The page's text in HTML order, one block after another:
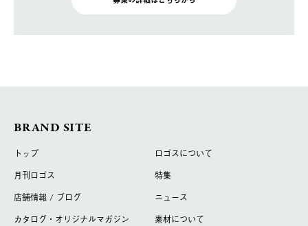
BRAND SITE
トップ
ロゴスについて
月刊ロゴス
特集
店舗情報 / ブログ
ニュース
カタログ・オリジナルマガジン
素材について